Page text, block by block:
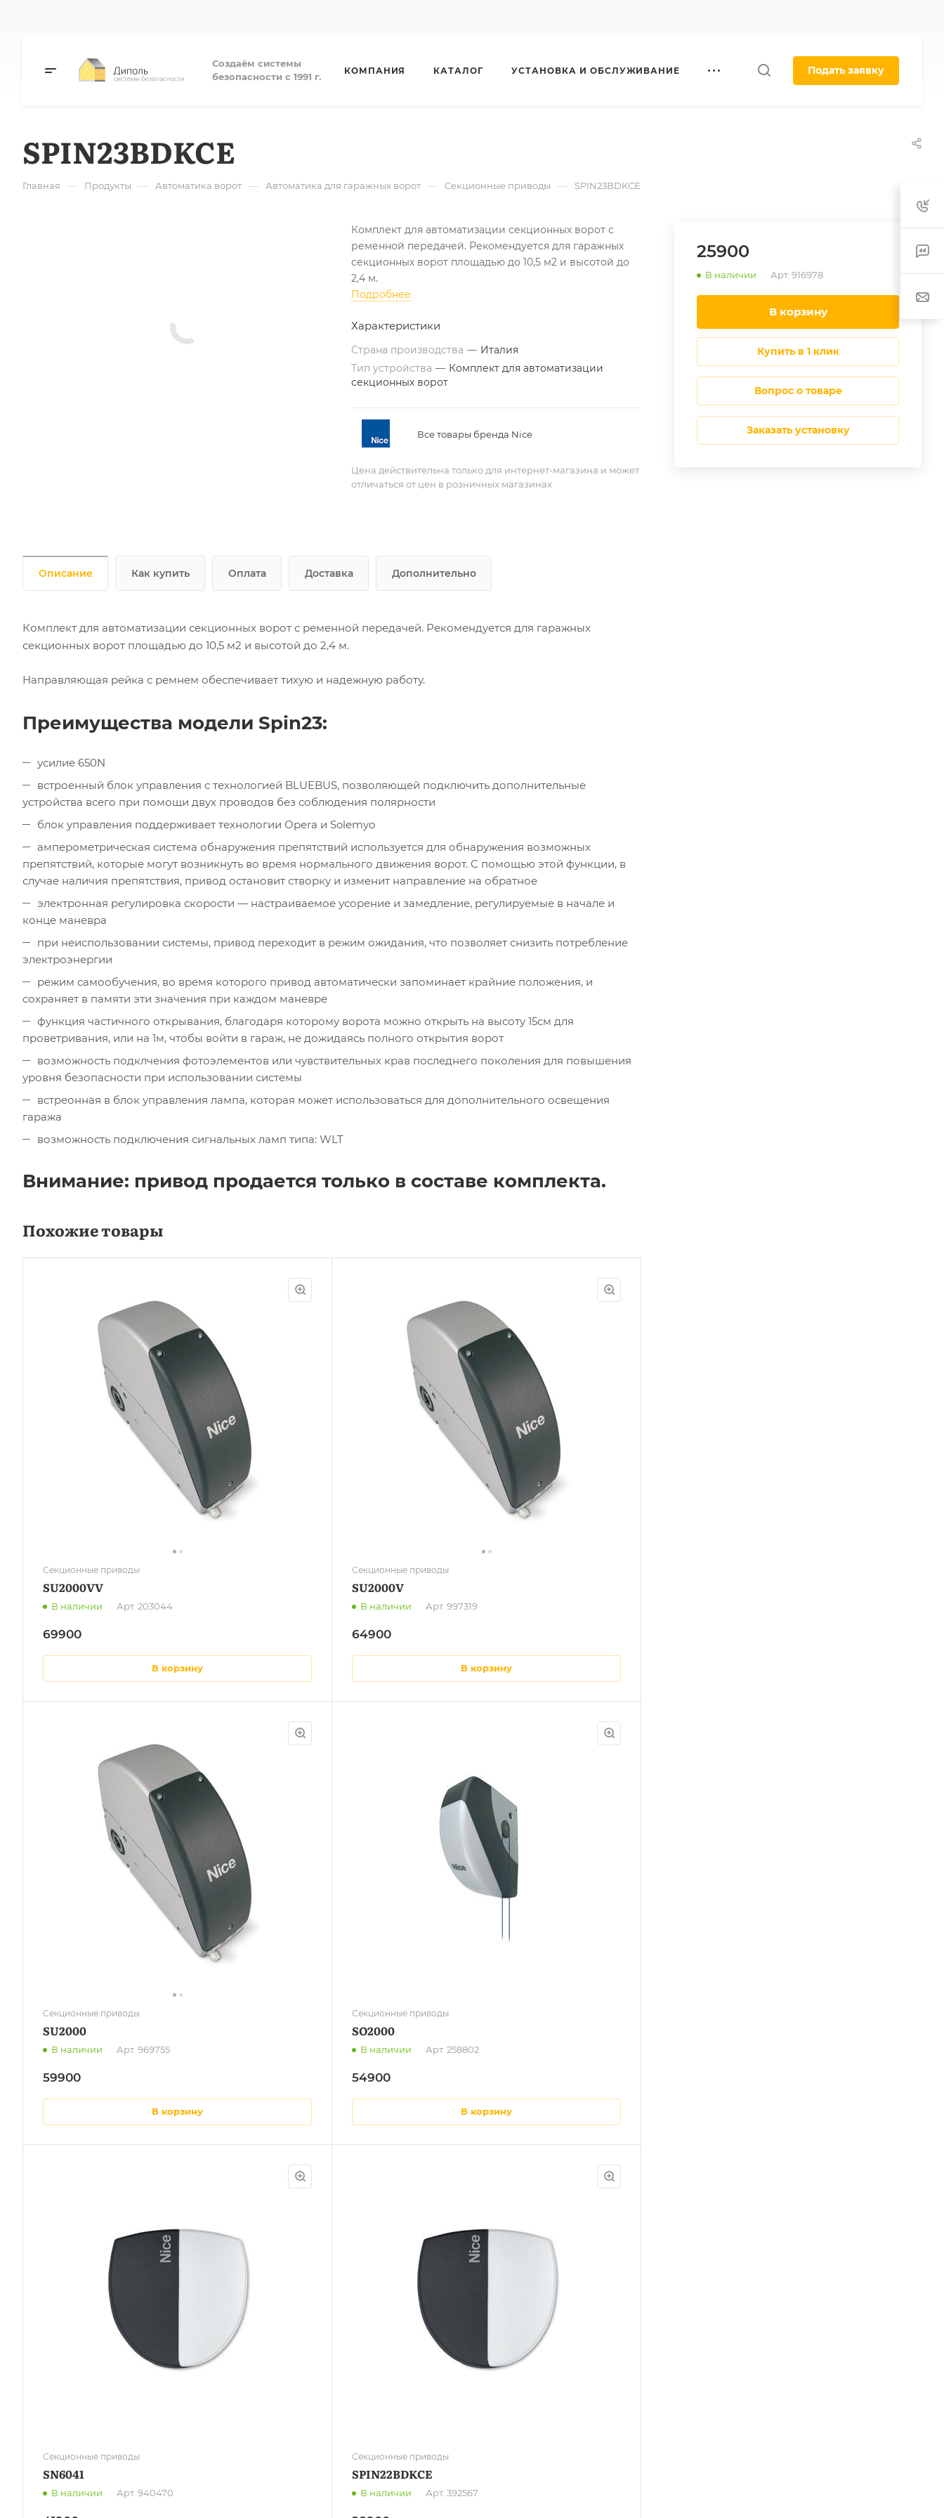
Создаём системы
безопасности с 1991 г.
КОМПАНИЯ КАТАЛОГ УСТАНОВКА И ОБСЛУЖИВАНИЕ Подать заявку
SPIN23BDKCE
Главная — Продукты — Автоматика ворот — Автоматика для гаражных ворот — Секционные приводы — SPIN23BDKCE
25900
В наличии Арт. 916978
в корзину
купить в 1 клик
Вопрос о товаре
Заказать установку
Комплект для автоматизации секционных ворот с
ременной передачей. Рекомендуется для гаражных
секционных ворот площадью до 10,5 м2 и высотой до
2,4 м.
Подробнее
Характеристики
Страна производства — Италия
Тип устройства — Комплект для автоматизации
секционных ворот
Все товары бренда Nice
Цена действительна только для интернет-магазина и может
отличаться от цен в розничных магазинах
Описание Как купить Оплата Доставка Дополнительно
Комплект для автоматизации секционных ворот с ременной передачей. Рекомендуется для гаражных
секционных ворот площадью до 10,5 м2 и высотой до 2,4 м.
Направляющая рейка с ремнем обеспечивает тихую и надежную работу.
Преимущества модели Spin23:
усилие 650N
встроенный блок управления с технологией BLUEBUS, позволяющей подключить дополнительные
устройства всего при помощи двух проводов без соблюдения полярности
блок управления поддерживает технологии Opera и Solemyo
амперометрическая система обнаружения препятствий используется для обнаружения возможных
препятствий, которые могут возникнуть во время нормального движения ворот. С помощью этой функции, в
случае наличия препятствия, привод остановит створку и изменит направление на обратное
электронная регулировка скорости — настраиваемое усорение и замедление, регулируемые в начале и
конце маневра
при неиспользовании системы, привод переходит в режим ожидания, что позволяет снизить потребление
электроэнергии
режим самообучения, во время которого привод автоматически запоминает крайние положения, и
сохраняет в памяти эти значения при каждом маневре
функция частичного открывания, благодаря которому ворота можно открыть на высоту 15см для
проветривания, или на 1м, чтобы войти в гараж, не дожидаясь полного открытия ворот
возможность подклчения фотоэлементов или чувствительных крав последнего поколения для повышения
уровня безопасности при использовании системы
встреонная в блок управления лампа, которая может использоваться для дополнительного освещения
гаража
возможность подключения сигнальных ламп типа: WLT
Внимание: привод продается только в составе комплекта.
Похожие товары
Секционные приводы
SU2000VV
В наличии Арт. 203044
69900
в корзину
Секционные приводы
SU2000V
В наличии Арт. 997319
64900
в корзину
Секционные приводы
SU2000
В наличии Арт. 969755
59900
в корзину
Секционные приводы
SO2000
В наличии Арт. 258802
54900
в корзину
Секционные приводы
SN6041
В наличии Арт. 940470
Секционные приводы
SPIN22BDKCE
В наличии Арт. 392567